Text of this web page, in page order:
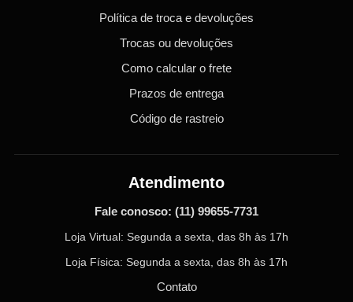
Política de troca e devoluções
Trocas ou devoluções
Como calcular o frete
Prazos de entrega
Código de rastreio
Atendimento
Fale conosco: (11) 99655-7731
Loja Virtual: Segunda a sexta, das 8h às 17h
Loja Física: Segunda a sexta, das 8h às 17h
Contato